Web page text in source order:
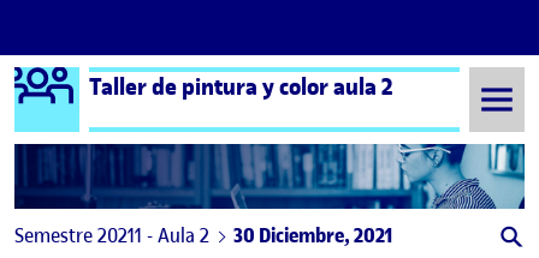
Saltar al contenido
Logo Ágora
Taller de pintura y color aula 2
Semestre 20211 - Aula 2 30 Diciembre, 2021